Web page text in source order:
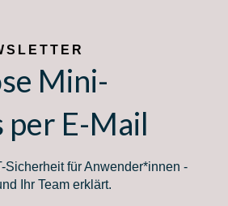
Mini-
per E-Mail
Sicherheit für Anwender*innen -
Ihr Team erklärt.